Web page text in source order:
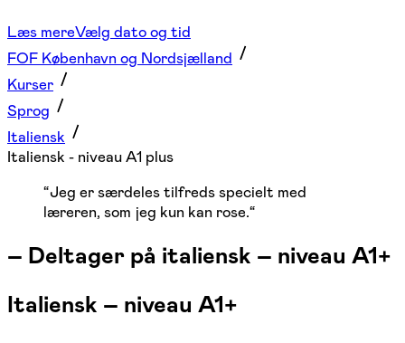
Læs mereVælg dato og tid
FOF København og Nordsjælland
Kurser
Sprog
Italiensk
Italiensk - niveau A1 plus
“Jeg er særdeles tilfreds specielt med
læreren, som jeg kun kan rose.“
– Deltager på italiensk – niveau A1+
Italiensk – niveau A1+